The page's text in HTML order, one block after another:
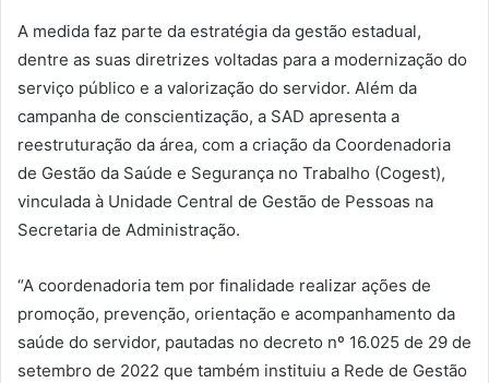
A medida faz parte da estratégia da gestão estadual,
dentre as suas diretrizes voltadas para a modernização do
serviço público e a valorização do servidor. Além da
campanha de conscientização, a SAD apresenta a
reestruturação da área, com a criação da Coordenadoria
de Gestão da Saúde e Segurança no Trabalho (Cogest),
vinculada à Unidade Central de Gestão de Pessoas na
Secretaria de Administração.
“A coordenadoria tem por finalidade realizar ações de
promoção, prevenção, orientação e acompanhamento da
saúde do servidor, pautadas no decreto nº 16.025 de 29 de
setembro de 2022 que também instituiu a Rede de Gestão